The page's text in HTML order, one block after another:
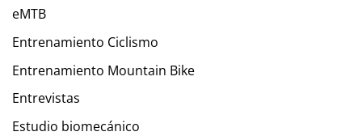
eMTB
Entrenamiento Ciclismo
Entrenamiento Mountain Bike
Entrevistas
Estudio biomecánico